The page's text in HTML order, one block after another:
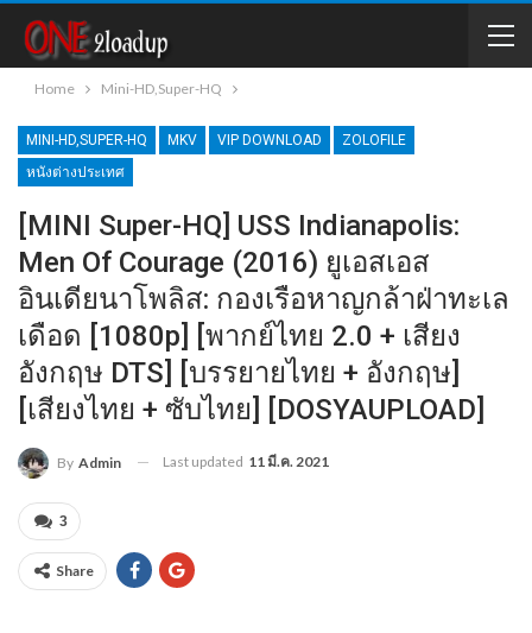
Home Mini-HD,Super-HQ
MINI-HD,SUPER-HQ MKV VIP DOWNLOAD
ZOLOFILE
หนังต่างประเทศ
[MINI Super-HQ] USS Indianapolis:
Men Of Courage (2016) ยูเอสเอส
อินเดียนาโพลิส: กองเรือหาญกล้าฝ่าทะเล
เดือด [1080p] [พากย์ไทย 2.0 + เสียง
อังกฤษ DTS] [บรรยายไทย + อังกฤษ]
[เสียงไทย + ซับไทย] [DOSYAUPLOAD]
By Admin Last updated 11 มี.ค. 2021
3
Share